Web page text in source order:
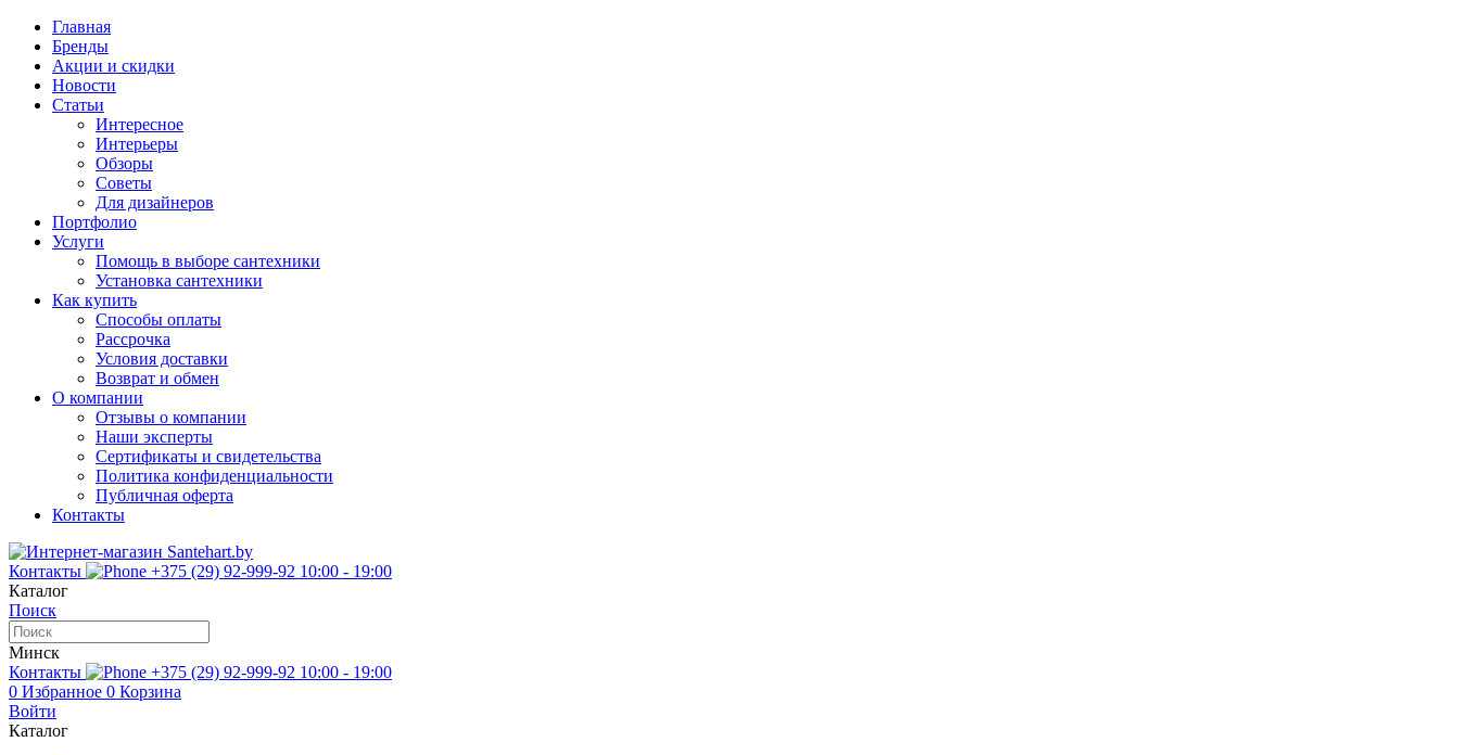
Главная
Бренды
Акции и скидки
Новости
Статьи
Интересное
Интерьеры
Обзоры
Советы
Для дизайнеров
Портфолио
Услуги
Помощь в выборе сантехники
Установка сантехники
Как купить
Способы оплаты
Рассрочка
Условия доставки
Возврат и обмен
О компании
Отзывы о компании
Наши эксперты
Сертификаты и свидетельства
Политика конфиденциальности
Публичная оферта
Контакты
Контакты +375 (29) 92-999-92 10:00 - 19:00
Каталог
Поиск
Минск
Контакты
+375 (29) 92-999-92 10:00 - 19:00
0 Избранное 0 Корзина
Войти
Каталог